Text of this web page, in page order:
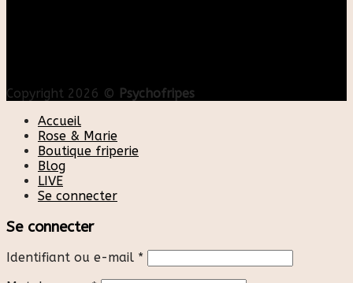
Copyright 2026 © Psychofripes
Accueil
Rose & Marie
Boutique friperie
Blog
LIVE
Se connecter
Se connecter
Identifiant ou e-mail *